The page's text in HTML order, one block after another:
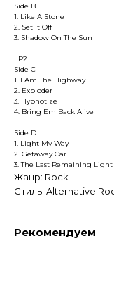
Side B
1. Like A Stone
2. Set It Off
3. Shadow On The Sun
LP2
Side C
1. I Am The Highway
2. Exploder
3. Hypnotize
4. Bring Em Back Alive
Side D
1. Light My Way
2. Getaway Car
3. The Last Remaining Light
Жанр: Rock
Стиль: Alternative
Рекомендуем